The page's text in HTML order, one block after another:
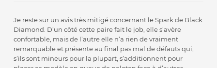
Je reste sur un avis très mitigé concernant le Spark de Black
Diamond. D’un côté cette paire fait le job, elle s’avère
confortable, mais de l’autre elle n’a rien de vraiment
remarquable et présente au final pas mal de défauts qui,
s’ils sont mineurs pour la plupart, s’additionnent pour